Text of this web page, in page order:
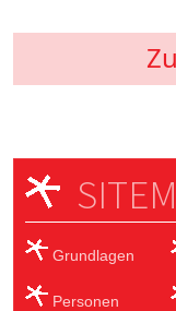
Grundlagen
Personen